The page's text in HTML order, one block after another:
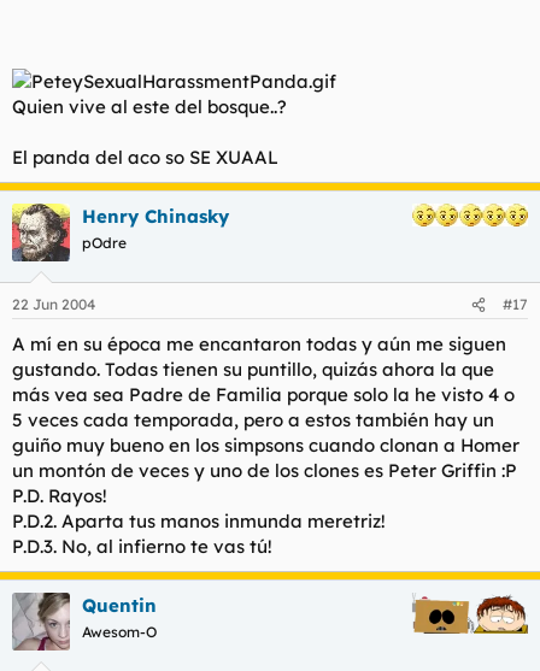
Quien vive al este del bosque..?
El panda del aco so SE XUAAL
Henry Chinasky
pOdre
22 Jun 2004 #17
A mí en su época me encantaron todas y aún me siguen
gustando. Todas tienen su puntillo, quizás ahora la que
más vea sea Padre de Familia porque solo la he visto 4 o
5 veces cada temporada, pero a estos también hay un
guiño muy bueno en los simpsons cuando clonan a Homer
un montón de veces y uno de los clones es Peter Griffin :P
P.D. Rayos!
P.D.2. Aparta tus manos inmunda meretriz!
P.D.3. No, al infierno te vas tú!
Quentin
Awesom-O